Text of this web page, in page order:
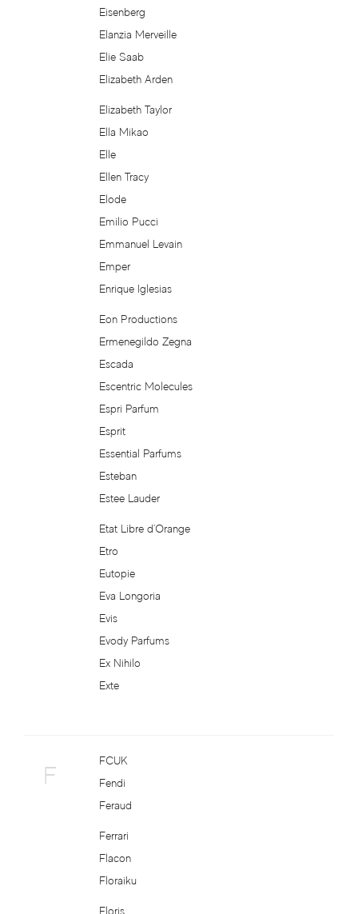
Eisenberg
Elanzia Merveille
Elie Saab
Elizabeth Arden
Elizabeth Taylor
Ella Mikao
Elle
Ellen Tracy
Elode
Emilio Pucci
Emmanuel Levain
Emper
Enrique Iglesias
Eon Productions
Ermenegildo Zegna
Escada
Escentric Molecules
Espri Parfum
Esprit
Essential Parfums
Esteban
Estee Lauder
Etat Libre d'Orange
Etro
Eutopie
Eva Longoria
Evis
Evody Parfums
Ex Nihilo
Exte
F
FCUK
Fendi
Feraud
Ferrari
Flacon
Floraiku
Floris
Chantal Thomass
Christian Audigier
Christian Dior
Christian Lacroix
Christian Louboutin
Christina Aguilera
Cindy Crawford